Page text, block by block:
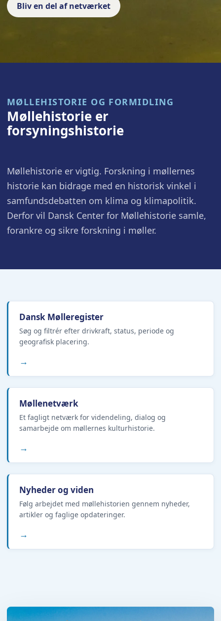
Bliv en del af netværket
MØLLEHISTORIE OG FORMIDLING
Møllehistorie er
forsyningshistorie
Møllehistorie er vigtig. Forskning i møllernes
historie kan bidrage med en historisk vinkel i
samfundsdebatten om klima og klimapolitik.
Derfor vil Dansk Center for Møllehistorie samle,
forankre og sikre forskning i møller.
Dansk Mølleregister
Søg og filtrér efter drivkraft, status, periode og
geografisk placering.
→
Møllenetværk
Et fagligt netværk for videndeling, dialog og
samarbejde om møllernes kulturhistorie.
→
Nyheder og viden
Følg arbejdet med møllehistorien gennem nyheder,
artikler og faglige opdateringer.
→